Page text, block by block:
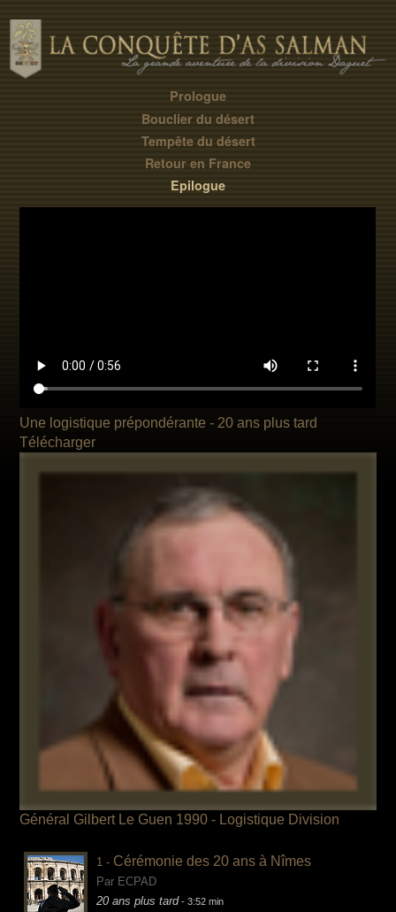
Prologue
Bouclier du désert
Tempête du désert
Retour en France
Epilogue
Une logistique prépondérante - 20 ans plus tard
Télécharger
Général Gilbert Le Guen 1990 - Logistique Division
1 - Cérémonie des 20 ans à Nîmes
Par ECPAD
20 ans plus tard- 3:52 min